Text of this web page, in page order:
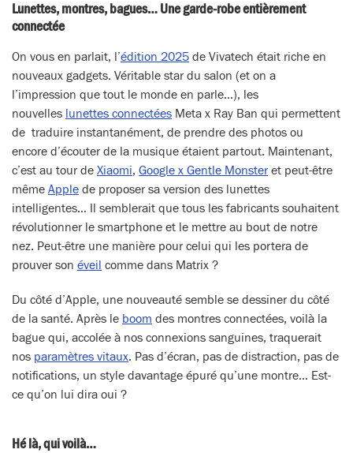
Lunettes, montres, bagues… Une garde-robe entièrement
connectée
On vous en parlait, l’édition 2025 de Vivatech était riche en
nouveaux gadgets. Véritable star du salon (et on a
l’impression que tout le monde en parle…), les
nouvelles lunettes connectées Meta x Ray Ban qui permettent
de traduire instantanément, de prendre des photos ou
encore d’écouter de la musique étaient partout. Maintenant,
c’est au tour de Xiaomi, Google x Gentle Monsteret peut-être
même Apple de proposer sa version des lunettes
intelligentes… Il semblerait que tous les fabricants souhaitent
révolutionner le smartphone et le mettre au bout de notre
nez. Peut-être une manière pour celui qui les portera de
prouver son éveil comme dans Matrix ?
Du côté d’Apple, une nouveauté semble se dessiner du côté
de la santé. Après le boom des montres connectées, voilà la
bague qui, accolée à nos connexions sanguines, traquerait
nos paramètres vitaux. Pas d’écran, pas de distraction, pas de
notifications, un style davantage épuré qu’une montre… Est-
ce qu’on lui dira oui ?
Hé là, qui voilà…